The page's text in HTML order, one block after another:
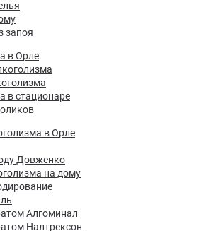
запоя
в Орле
в стационаре
в Орле
Довженко
на дому
Алгоминал
Налтрексон